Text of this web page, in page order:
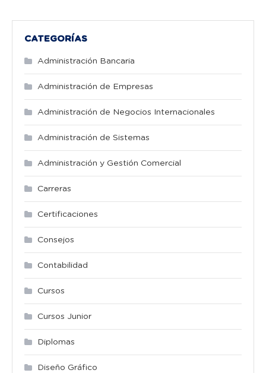
CATEGORÍAS
Administración Bancaria
Administración de Empresas
Administración de Negocios Internacionales
Administración de Sistemas
Administración y Gestión Comercial
Carreras
Certificaciones
Consejos
Contabilidad
Cursos
Cursos Junior
Diplomas
Diseño Gráfico